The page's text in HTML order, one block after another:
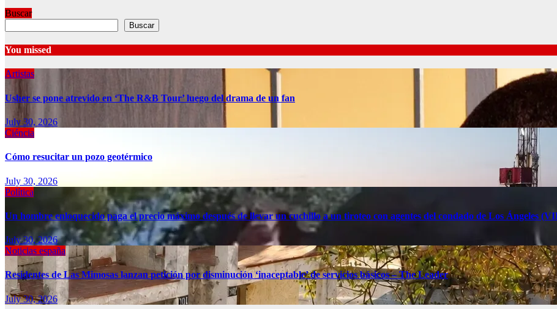
Buscar
Buscar
You missed
Artistas
Usher se pone atrevido en ‘The R&B Tour’ luego del drama de un fan
July 30, 2026
Ciéncia
Cómo resucitar un pozo geotérmico
July 30, 2026
Política
Un hombre enloquecido paga el precio máximo después de llevar un cuchillo a un tiroteo con agentes del condado de Los Ángeles
July 30, 2026
Noticias españa
Residentes de Las Mimosas lanzan petición por disminución ‘inaceptable’ de servicios básicos – The Leader
July 30, 2026